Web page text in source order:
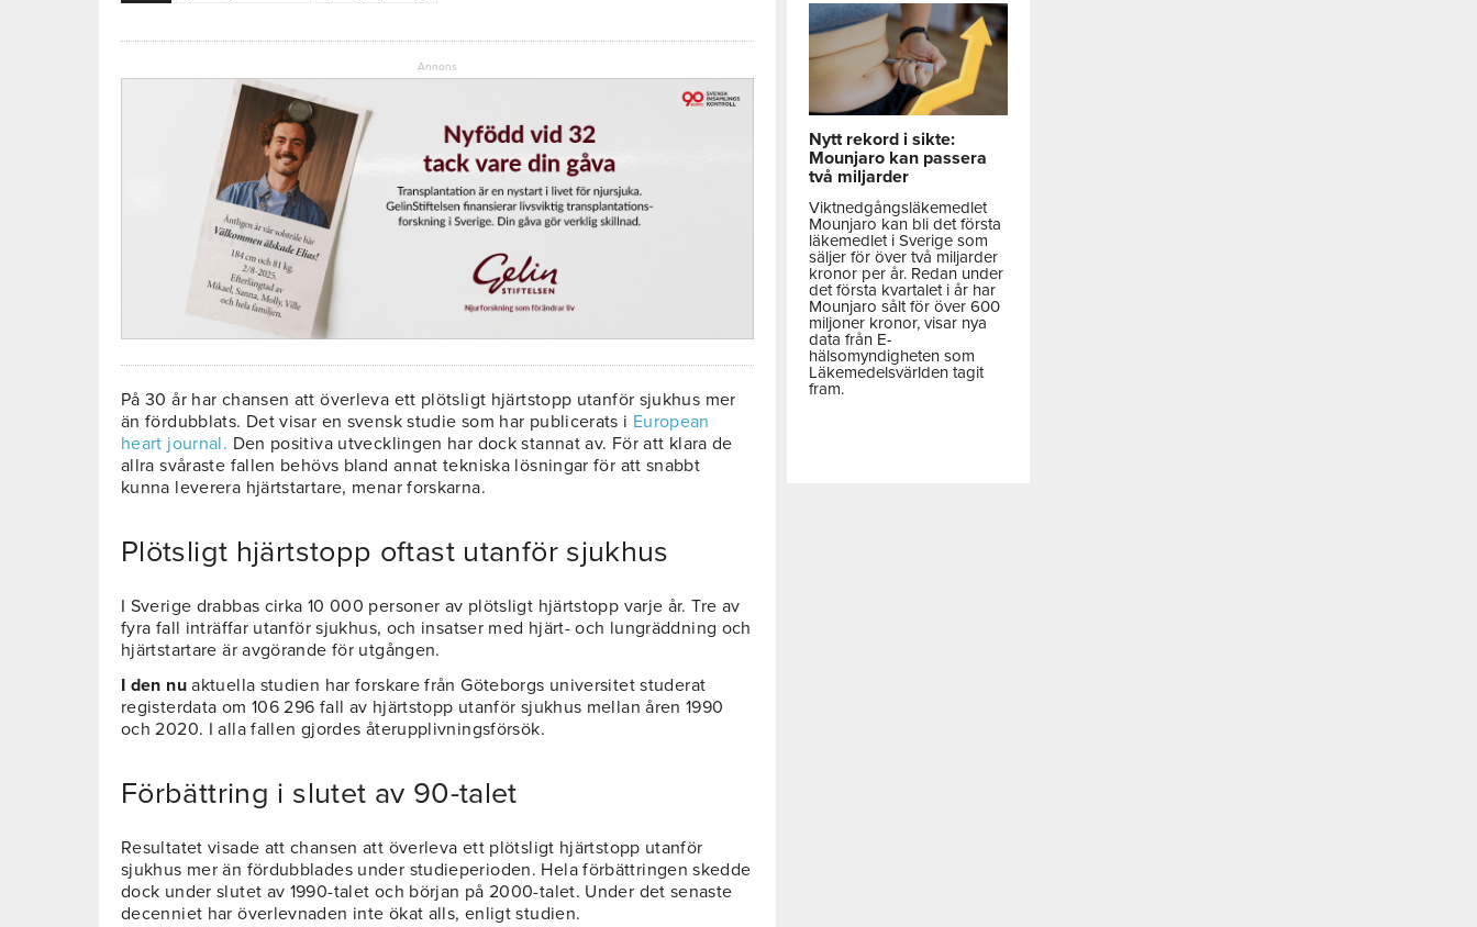
Annons
På 30 år har chansen att överleva ett plötsligt hjärtstopp utanför sjukhus mer
än fördubblats. Det visar en svensk studie som har publicerats i European
heart journal. Den positiva utvecklingen har dock stannat av. För att klara de
allra svåraste fallen behövs bland annat tekniska lösningar för att snabbt
kunna leverera hjärtstartare, menar forskarna.
Plötsligt hjärtstopp oftast utanför sjukhus
I Sverige drabbas cirka 10 000 personer av plötsligt hjärtstopp varje år. Tre av
fyra fall inträffar utanför sjukhus, och insatser med hjärt- och lungräddning och
hjärtstartare är avgörande för utgången.
I den nuaktuella studien har forskare från Göteborgs universitet studerat
registerdata om 106 296 fall av hjärtstopp utanför sjukhus mellan åren 1990
och 2020. I alla fallen gjordes återupplivningsförsök.
Förbättring i slutet av 90-talet
Resultatet visade att chansen att överleva ett plötsligt hjärtstopp utanför
sjukhus mer än fördubblades under studieperioden. Hela förbättringen skedde
dock under slutet av 1990-talet och början på 2000-talet. Under det senaste
decenniet har överlevnaden inte ökat alls, enligt studien.
Nytt rekord i sikte:
Mounjaro kan passera
två miljarder
Viktnedgångsläkemedlet
Mounjaro kan bli det första
läkemedlet i Sverige som
säljer för över två miljarder
kronor per år. Redan under
det första kvartalet i år har
Mounjaro sålt för över 600
miljoner kronor, visar nya
data från E-
hälsomyndigheten som
Läkemedelsvärlden tagit
fram.